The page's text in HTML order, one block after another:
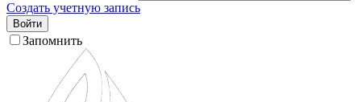
Создать учетную запись
Войти
Запомнить